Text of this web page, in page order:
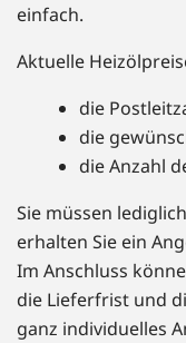
einfach.
Aktuelle
die
die
die Anzahl
Sie müssen
erhalten Sie ein
Im Anschluss
die Lieferfrist und
ganz individuelles